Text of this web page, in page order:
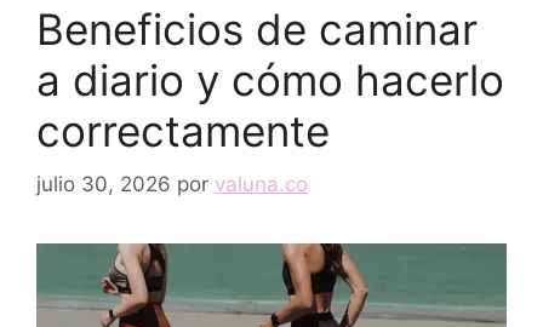
Beneficios de caminar
a diario y cómo hacerlo
correctamente
julio 30, 2026 por valuna.co